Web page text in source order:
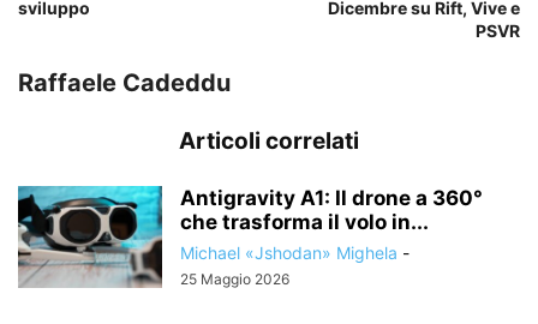
sviluppo
Dicembre su Rift, Vive e
PSVR
Raffaele Cadeddu
Articoli correlati
Antigravity A1: Il drone a 360°
che trasforma il volo in...
Michael «Jshodan» Mighela -
25 Maggio 2026